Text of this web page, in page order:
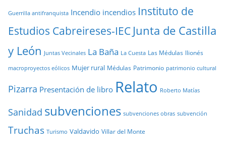
Guerrilla antifranquista Incendio incendios Instituto de
Estudios Cabreireses-IEC Junta de Castilla
y León Juntas Vecinales La Baña La Cuesta Las Médulas llionés
macroproyectos eólicos Mujer rural Médulas Patrimonio patrimonio cultural
Pizarra Presentación de libro Relato Roberto Matías
Sanidad subvenciones subvenciones obras subvención
Truchas Turismo Valdavido Villar del Monte